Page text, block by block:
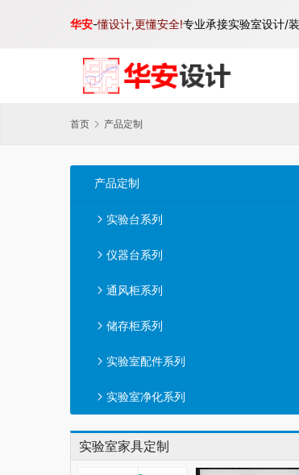
首页 产品定制
产品定制
实验台系列
仪器台系列
通风柜系列
储存柜系列
实验室配件系列
实验室净化系列
实验室家具定制
华安-懂设计,更懂安全!专业承接实验室设计/